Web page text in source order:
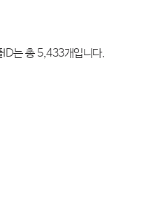
ID는 총5,433개입니다.